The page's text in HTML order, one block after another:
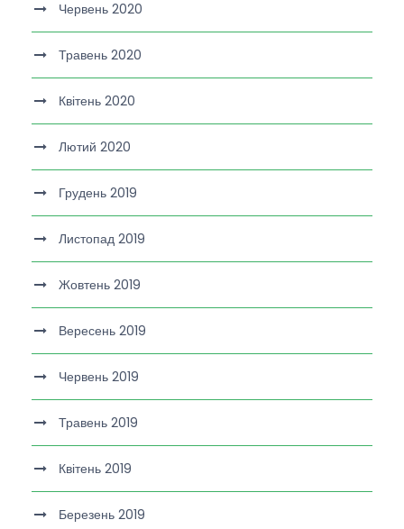
Червень 2020
Травень 2020
Квітень 2020
Лютий 2020
Грудень 2019
Листопад 2019
Жовтень 2019
Вересень 2019
Червень 2019
Травень 2019
Квітень 2019
Березень 2019